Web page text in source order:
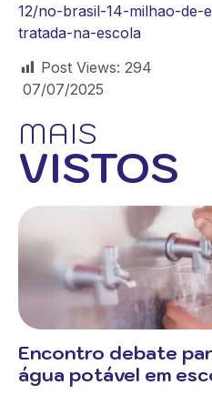
12/no-brasil-14-milhao-de-
tratada-na-escola
Post Views: 294
07/07/2025
MAIS
VISTOS
Encontro debate
água potável em